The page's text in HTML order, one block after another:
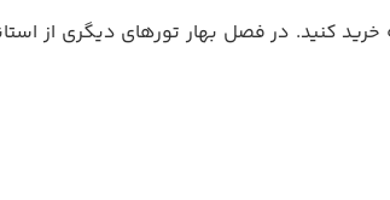
هتل استانبول هستید حتماً در روزهای ابتدایی پیش‌فروش تور استانبول نوروز 1405 اقدام به خرید